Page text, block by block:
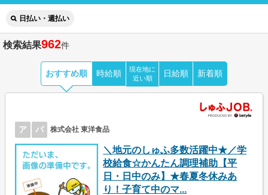
日払い・週払い
検索結果962件
おすすめ順 時給順
現在地に
近い順
日給順 新着順
ア パ 株式会社 東洋食品
＼地元のしゅふ多数活躍中★／学
校給食☆かんたん調理補助【平
日・日中のみ】★春夏冬休みあ
り！子育て中のマ...